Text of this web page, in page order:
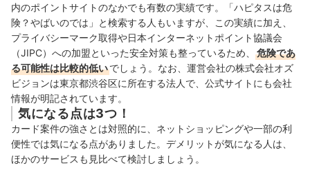
内のポイントサイトのなかでも有数の実績です。「ハピタスは危
険？やばいのでは」と検索する人もいますが、この実績に加え、
プライバシーマーク取得や日本インターネットポイント協議会
（JIPC）への加盟といった安全対策も整っているため、
危険であ
る可能性は比較的低いでしょう。なお、運営会社の株式会社オズ
ビジョンは東京都渋谷区に所在する法人で、公式サイトにも会社
情報が明記されています。
気になる点は3つ！
カード案件の強さとは対照的に、ネットショッピングや一部の利
便性では気になる点がありました。デメリットが気になる人は、
ほかのサービスも見比べて検討しましょう。